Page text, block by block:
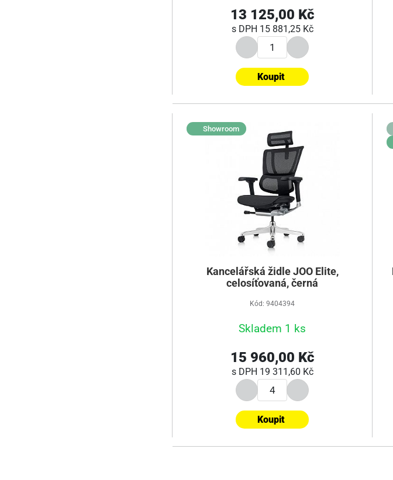
13 125,00 Kč
s DPH 15 881,25 Kč
Koupit
Showroom
Kancelářská židle JOO Elite,
celosíťovaná, černá
Kód: 9404394
Skladem 1 ks
15 960,00 Kč
s DPH 19 311,60 Kč
Koupit